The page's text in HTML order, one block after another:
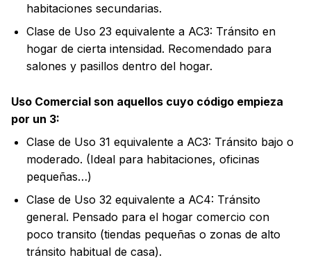
habitaciones secundarias.
Clase de Uso 23 equivalente a AC3: Tránsito en
hogar de cierta intensidad. Recomendado para
salones y pasillos dentro del hogar.
Uso Comercial son aquellos cuyo código empieza
por un 3:
Clase de Uso 31 equivalente a AC3: Tránsito bajo o
moderado. (Ideal para habitaciones, oficinas
pequeñas…)
Clase de Uso 32 equivalente a AC4: Tránsito
general. Pensado para el hogar comercio con
poco transito (tiendas pequeñas o zonas de alto
tránsito habitual de casa).